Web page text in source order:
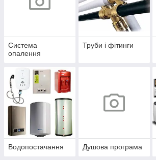
Система
опалення
Труби і фітинги
Водопостачання Душова програма